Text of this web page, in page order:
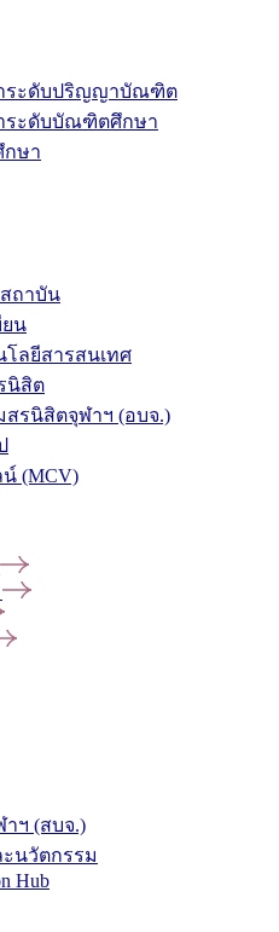
ระดับปริญญาบัณฑิต
ระดับบัณฑิตศึกษา
กษา
ถาบัน
ยน
ลยีสารสนเทศ
นิสิต
รนิสิตจุฬาฯ (อบจ.)
(MCV)
ฯ (สบจ.)
นวัตกรรม
Hub